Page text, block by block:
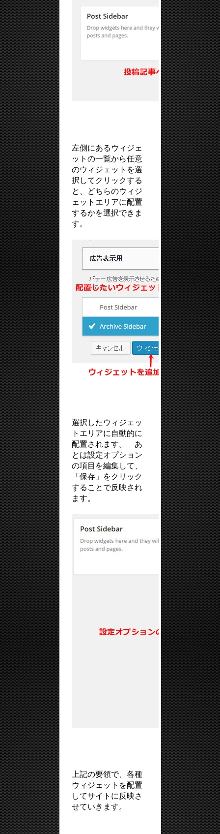
左側にあるウィジェ
ットの一覧から任意
のウィジェットを選
択してクリックする
と、どちらのウィジ
ェットエリアに配置
するかを選択できま
す。
選択したウィジェッ
トエリアに自動的に
配置されます。 あ
とは設定オプション
の項目を編集して、
「保存」をクリック
することで反映され
ます。
上記の要領で、各種
ウィジェットを配置
してサイトに反映さ
せていきます。